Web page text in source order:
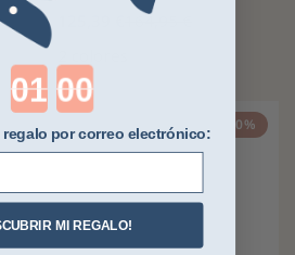
164,95 €
-50%
Countdown ends in:
regalo por correo electrónico:
MI REGALO!